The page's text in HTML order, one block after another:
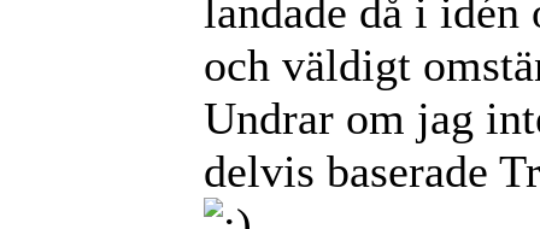
landade då i
och väldigt
Undrar om jag
delvis baserade